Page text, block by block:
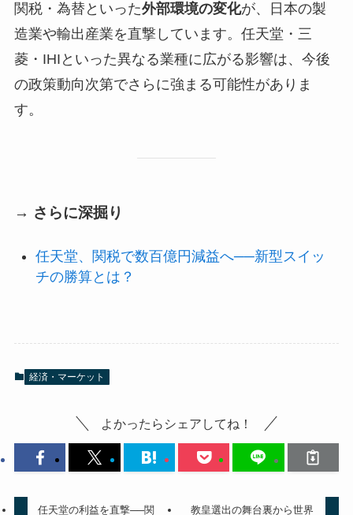
関税・為替といった外部環境の変化が、日本の製
造業や輸出産業を直撃しています。任天堂・三
菱・IHIといった異なる業種に広がる影響は、今後
の政策動向次第でさらに強まる可能性がありま
す。
→ さらに深掘り
任天堂、関税で数百億円減益へ──新型スイッ
チの勝算とは？
経済・マーケット
よかったらシェアしてね！
任天堂の利益を直撃──関
教皇選出の舞台裏から世界